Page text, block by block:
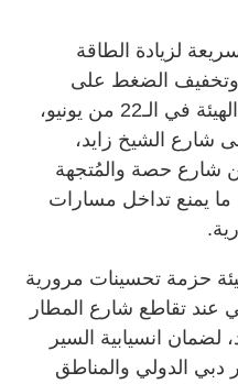
لزيادة الطاقة
وتخفيف الضغط على
المحاور الاستراتيجية، ستقوم الهيئة في الـ22 من يونيو،
شارع الشيخ زايد،
شارع حصة والمُتجهة
ما يمنع تداخل مسارات
الهيئة حزمة تحسينات مرورية
عند تقاطع شارع المطار
انسيابية السير
دبي الدولي والمناطق